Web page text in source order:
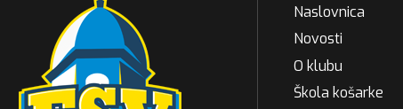
Naslovnica
Novosti
O klubu
Škola košarke